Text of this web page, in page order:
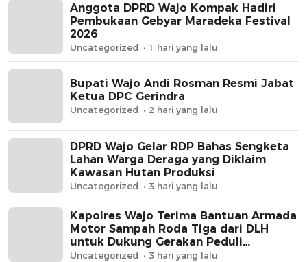
Anggota DPRD Wajo Kompak Hadiri
Pembukaan Gebyar Maradeka Festival
2026
Uncategorized 1 hari yang lalu
Bupati Wajo Andi Rosman Resmi Jabat
Ketua DPC Gerindra
Uncategorized 2 hari yang lalu
DPRD Wajo Gelar RDP Bahas Sengketa
Lahan Warga Deraga yang Diklaim
Kawasan Hutan Produksi
Uncategorized 3 hari yang lalu
Kapolres Wajo Terima Bantuan Armada
Motor Sampah Roda Tiga dari DLH
untuk Dukung Gerakan Peduli
Lingkungan
Uncategorized 3 hari yang lalu